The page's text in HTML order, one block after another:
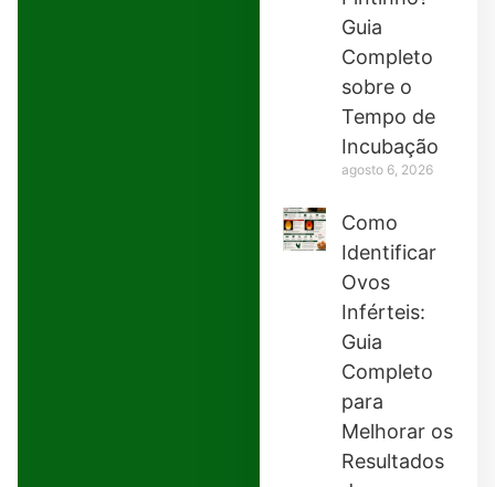
Guia
Completo
sobre o
Tempo de
Incubação
agosto 6, 2026
Como
Identificar
Ovos
Inférteis:
Guia
Completo
para
Melhorar os
Resultados